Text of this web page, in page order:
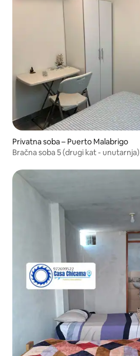
Privatna soba – Puerto Malabrigo
Bračna soba 5 (drugi kat - unutarnja)